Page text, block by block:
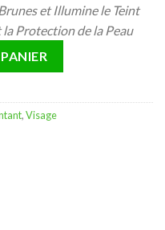
et Illumine le Teint
Protection de la Peau
,Visage